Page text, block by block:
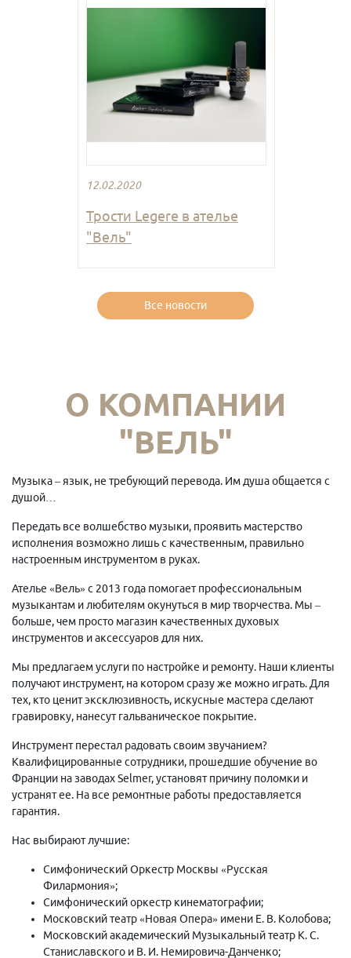
12.02.2020
Трости Legere в ателье
"Вель"
Все новости
О КОМПАНИИ
"ВЕЛЬ"
Музыка – язык, не требующий перевода. Им душа общается с
душой…
Передать все волшебство музыки, проявить мастерство
исполнения возможно лишь с качественным, правильно
настроенным инструментом в руках.
Ателье «Вель» с 2013 года помогает профессиональным
музыкантам и любителям окунуться в мир творчества. Мы –
больше, чем просто магазин качественных духовых
инструментов и аксессуаров для них.
Мы предлагаем услуги по настройке и ремонту. Наши клиенты
получают инструмент, на котором сразу же можно играть. Для
тех, кто ценит эксклюзивность, искусные мастера сделают
гравировку, нанесут гальваническое покрытие.
Инструмент перестал радовать своим звучанием?
Квалифицированные сотрудники, прошедшие обучение во
Франции на заводах Selmer, установят причину поломки и
устранят ее. На все ремонтные работы предоставляется
гарантия.
Нас выбирают лучшие:
Симфонический Оркестр Москвы «Русская
Филармония»;
Симфонический оркестр кинематографии;
Московский театр «Новая Опера» имени Е. В. Колобова;
Московский академический Музыкальный театр К. С.
Станиславского и В. И. Немировича-Данченко;